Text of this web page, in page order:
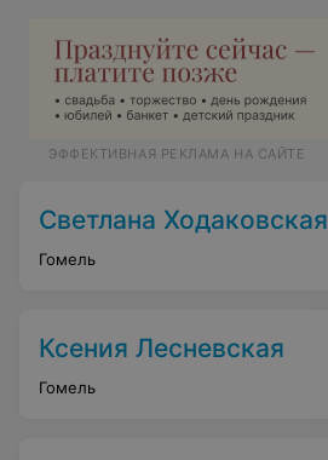
ЭФФЕКТИВНАЯ РЕКЛАМА НА САЙТЕ
Светлана Ходаковская
Гомель
Ксения Лесневская
Гомель